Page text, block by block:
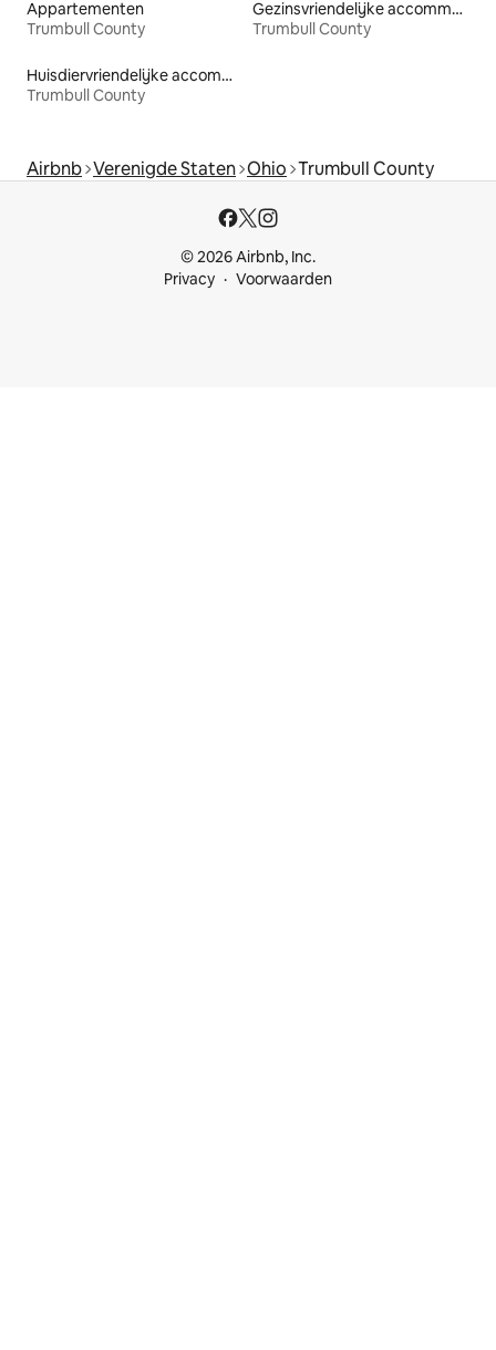
Appartementen
Trumbull County
Gezinsvriendelijke accommodaties
Trumbull County
Huisdiervriendelijke accommodaties
Trumbull County
Airbnb Verenigde Staten Ohio Trumbull County
© 2026 Airbnb, Inc.
Privacy
Voorwaarden